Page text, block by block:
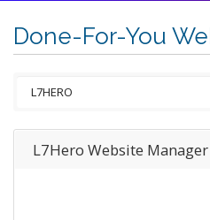
Done-For-You
L7Hero Website